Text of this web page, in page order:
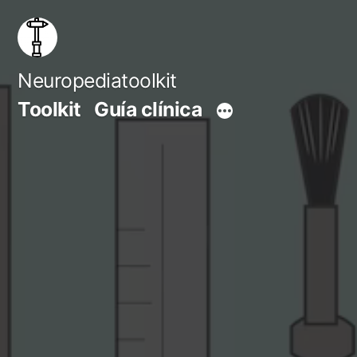
Saltar
contenido
Neuropediatoolkit
Toolkit Guía clínica